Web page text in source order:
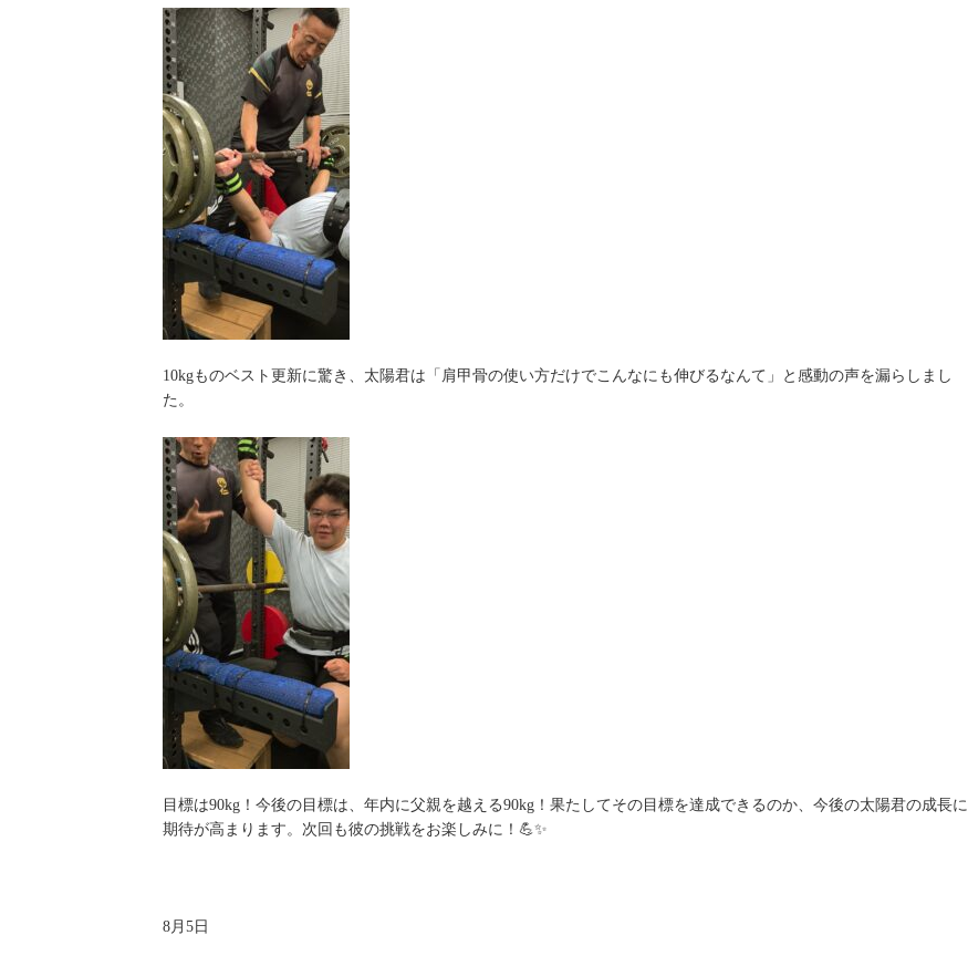
10kgものベスト更新に驚き、太陽君は「肩甲骨の使い方だけでこんなにも伸びるなんて」と感動の声を漏らしまし
た。
目標は90kg！今後の目標は、年内に父親を越える90kg！果たしてその目標を達成できるのか、今後の太陽君の成長に
期待が高まります。次回も彼の挑戦をお楽しみに！💪✨
8月5日